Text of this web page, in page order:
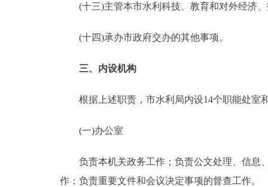
(十三)主管本市水利科技、教育和对外经济、
(十四)承办市政府交办的其他事项。
三、内设机构
根据上述职责，市水利局内设14个职能处室
(一)办公室
负责本机关政务工作；负责公文处理、信息、
作；负责重要文件和会议决定事项的督查工作。